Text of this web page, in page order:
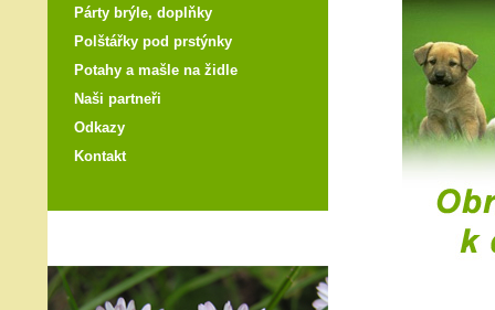
Párty brýle, doplňky
Polštářky pod prstýnky
Potahy a mašle na židle
Naši partneři
Odkazy
Kontakt